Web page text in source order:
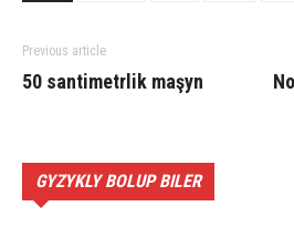
Previous article
50 santimetrlik maşyn
GYZYKLY BOLUP BILER